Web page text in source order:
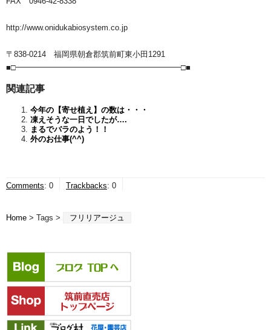
http://www.onidukabiosystem.co.jp
〒838-0214 福岡県朝倉郡筑前町東小田1291
■□━━━━━━━━━━━━━━━━━━━━━□■
関連記事
今年の【寄せ植え】の数は・・・
凍えそうな一日でしたが….
まるでバラのよう！！
外のお仕事(^^)
Comments: 0 Trackbacks: 0
Home > Tags > フリリアージュ